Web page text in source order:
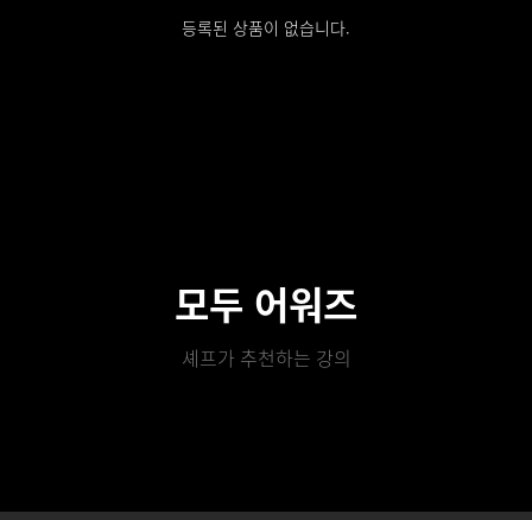
등록된 상품이 없습니다.
모두 어워즈
셰프가 추천하는 강의